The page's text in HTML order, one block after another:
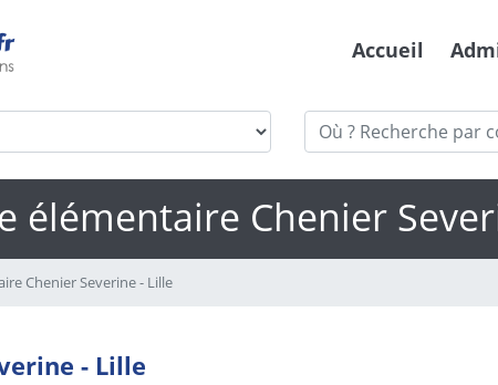
Accueil
élémentaire Chenier
Chenier Severine - Lille
- Lille